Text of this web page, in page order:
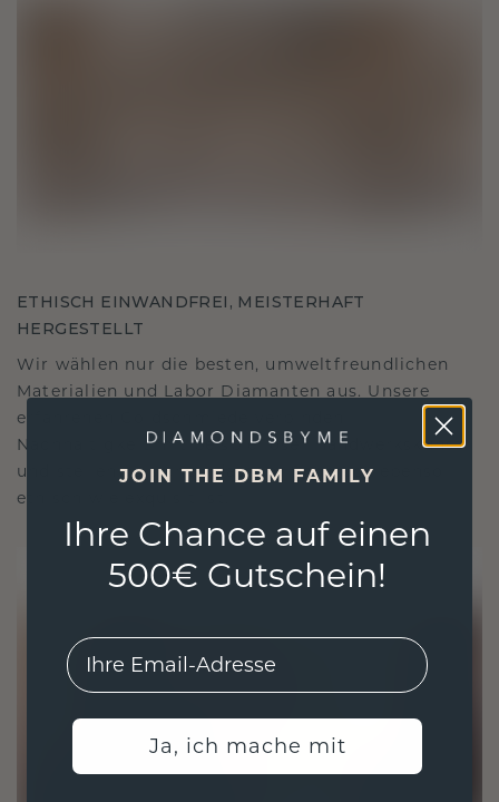
ETHISCH EINWANDFREI, MEISTERHAFT
HERGESTELLT
Wir wählen nur die besten, umweltfreundlichen
Materialien und Labor Diamanten aus. Unsere
erfahrenen Goldschmiede verbinden
Nachhaltigkeit mit beispielloser Handwerkskunst
und stellen so sicher, dass Ihr Schmuck ebenso
ethisch wie exquisit ist.
JOIN THE DBM FAMILY
Ihre Chance auf einen
500€ Gutschein!
EMail
Ja, ich mache mit